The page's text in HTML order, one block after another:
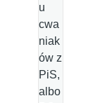
u
cwa
niak
ów z
PiS,
albo